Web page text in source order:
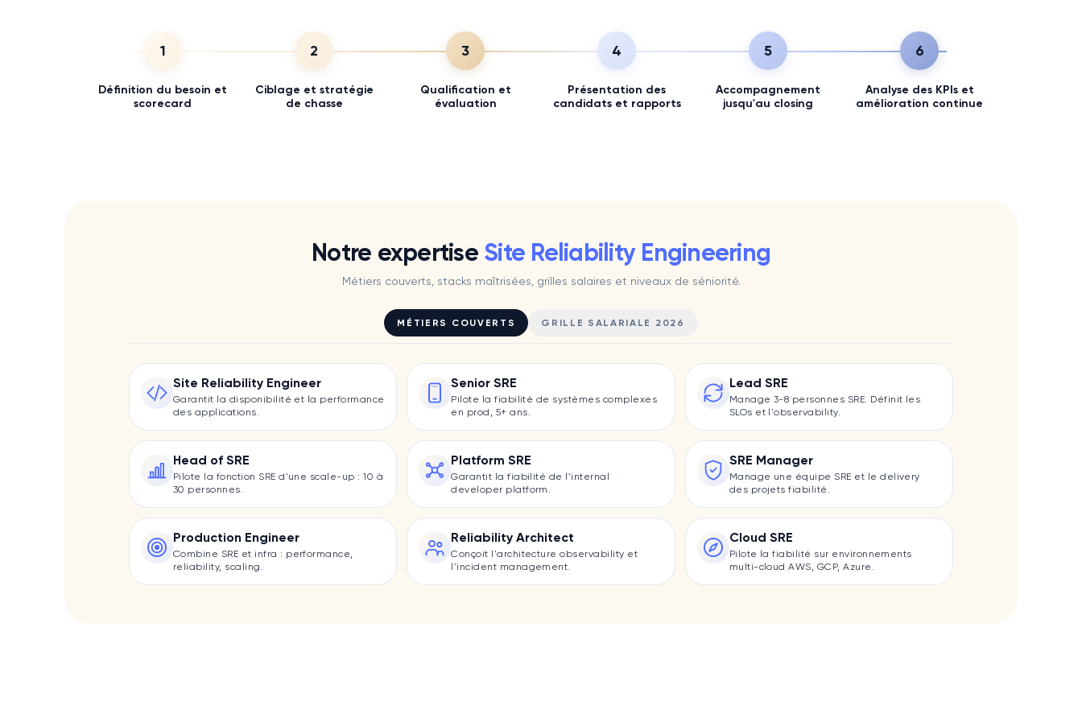
1
Définition du besoin et
scorecard
2
Ciblage et stratégie
de chasse
3
Qualification et
évaluation
4
Présentation des
candidats et rapports
5
Accompagnement
jusqu'au closing
6
Analyse des KPIs et
amélioration continue
Notre expertise Site Reliability Engineering
Métiers couverts, stacks maîtrisées, grilles salaires et niveaux de séniorité.
MÉTIERS COUVERTS GRILLE SALARIALE 2026
Site Reliability Engineer
Garantit la disponibilité et la performance
des applications.
Senior SRE
Pilote la fiabilité de systèmes complexes
en prod, 5+ ans.
Lead SRE
Manage 3-8 personnes SRE. Définit les
SLOs et l'observability.
Head of SRE
Pilote la fonction SRE d'une scale-up : 10 à
30 personnes.
Platform SRE
Garantit la fiabilité de l'internal
developer platform.
SRE Manager
Manage une équipe SRE et le delivery
des projets fiabilité.
Production Engineer
Combine SRE et infra : performance,
reliability, scaling.
Reliability Architect
Conçoit l'architecture observability et
l'incident management.
Cloud SRE
Pilote la fiabilité sur environnements
multi-cloud AWS, GCP, Azure.